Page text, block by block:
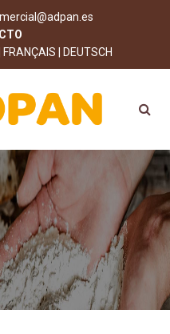
FRANÇAIS DEUTSCH